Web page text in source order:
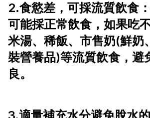
2.食慾差，可採流質飲食
可能採正常飲食，如果吃
米湯、稀飯、市售奶(鮮奶
裝營養品)等流質飲食，避
良。